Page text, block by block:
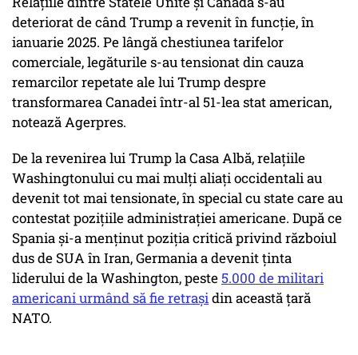
deteriorat de când Trump a revenit în funcţie, în
ianuarie 2025. Pe lângă chestiunea tarifelor
comerciale, legăturile s-au tensionat din cauza
remarcilor repetate ale lui Trump despre
transformarea Canadei într-al 51-lea stat american,
notează Agerpres.
De la revenirea lui Trump la Casa Albă, relațiile
Washingtonului cu mai mulți aliați occidentali au
devenit tot mai tensionate, în special cu state care au
contestat pozițiile administrației americane. După ce
Spania și-a menținut poziția critică privind războiul
dus de SUA în Iran, Germania a devenit ținta
liderului de la Washington, peste5.000 de militari
americani urmând să fie retrașidin această țară
NATO.